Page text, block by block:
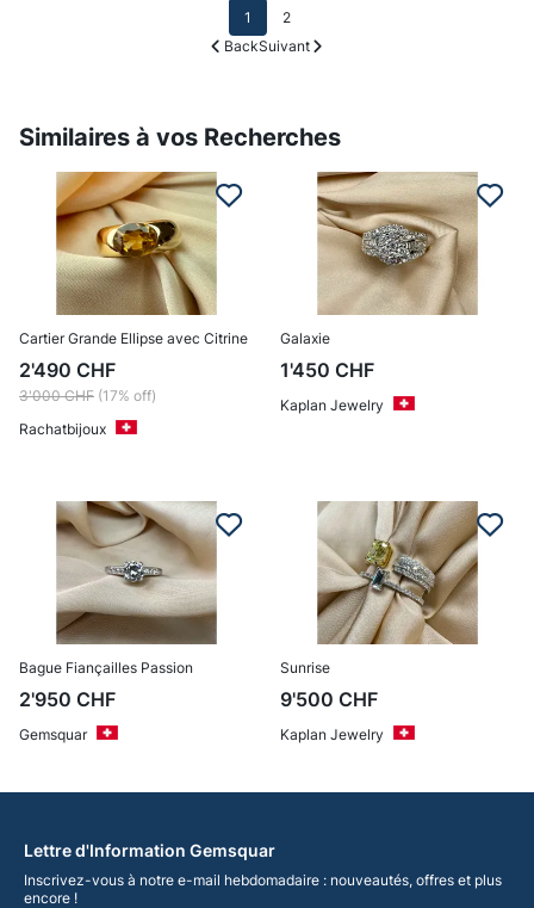
Back
1
2
Suivant
Similaires à vos Recherches
Cartier Grande Ellipse avec Citrine
2'490 CHF
3'000 CHF (17% off)
Rachatbijoux
Galaxie
1'450 CHF
Kaplan Jewelry
Bague Fiançailles Passion
2'950 CHF
Gemsquar
Sunrise
9'500 CHF
Kaplan Jewelry
Lettre d'Information Gemsquar
Inscrivez-vous à notre e-mail hebdomadaire : nouveautés, offres et plus
encore !